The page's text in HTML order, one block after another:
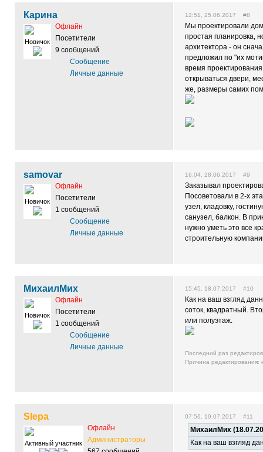
Карина
Новичок
Офлайн
Посетители
9 сообщений
Сообщение
Личные данные
12:51, 25.06.2017 #8
Мы проектировали
простая планировка,
архитектора - он
предложил по "их
время
открываться двери,
же, размеры самих
samovar
Новичок
Офлайн
Посетители
1 сообщений
Сообщение
Личные данные
16:04, 28.06.2017 #9
Заказывал
Посоветовали в 2-х
узел, кладовку,
санузел, балкон. В
нужно уметь это все
строительную
МихаилМих
Новичок
Офлайн
Посетители
1 сообщений
Сообщение
Личные данные
15:45, 18.07.2017 #10
Как на ваш взгляд
соток, квадратный.
или полуэтаж.
Последний раз
Причина редактирования:
Slepa
Активный участник
Офлайн
Администраторы
07:56, 19.07.2017 #11
МихаилМих
Как на ваш взгляд